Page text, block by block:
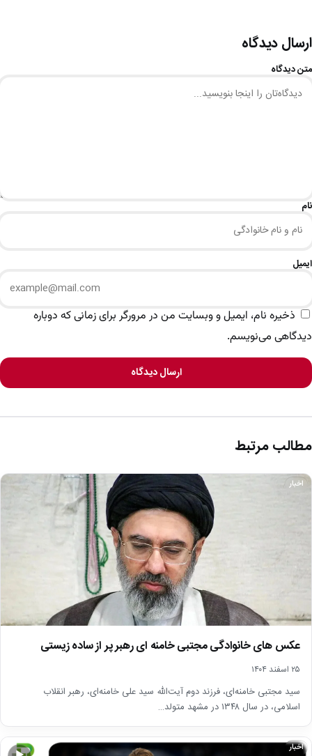
ارسال دیدگاه
متن دیدگاه
نام
ایمیل
ذخیره نام، ایمیل و وبسایت من در مرورگر برای زمانی که دوباره
دیدگاهی می‌نویسم.
ارسال دیدگاه
مطالب مرتبط
اخبار
عکس های خانوادگی مجتبی خامنه ای رهبر پر از ساده زیستی
۲۵ اسفند ۱۴۰۴
سید مجتبی خامنه‌ای، فرزند دوم آیت‌الله سید علی خامنه‌ای، رهبر انقلاب
اسلامی، در سال ۱۳۴۸ در مشهد متولد…
اخبار